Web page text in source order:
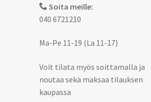
Soita meille:
040 6721210
Ma-Pe 11-19 (La 11-17)
Voit tilata myös soittamalla ja
noutaa sekä maksaa tilauksen
kaupassa